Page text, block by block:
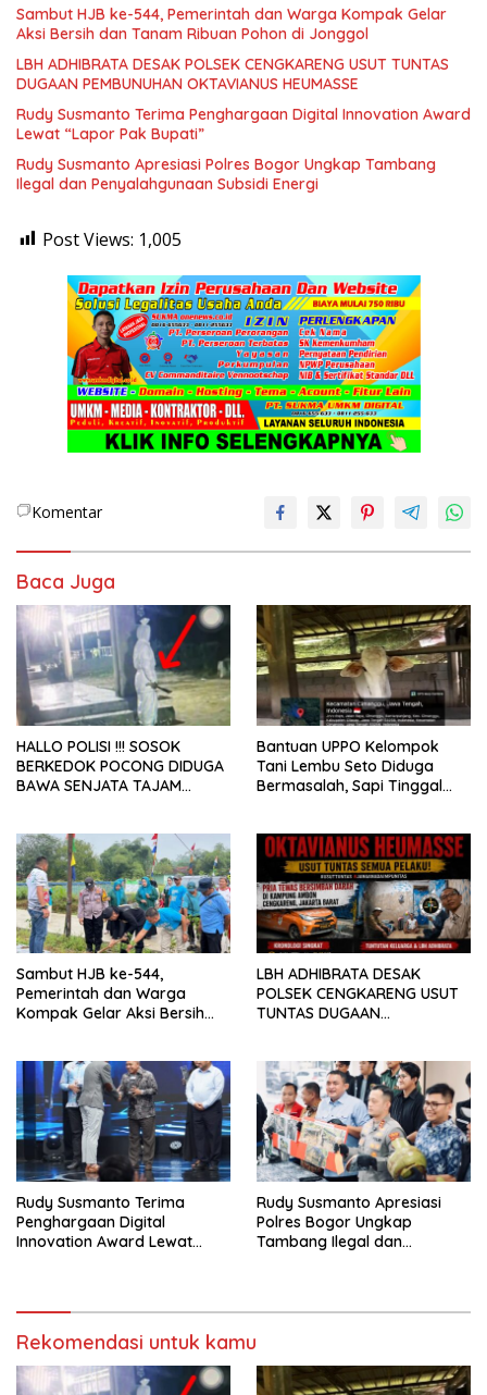
Sambut HJB ke-544, Pemerintah dan Warga Kompak Gelar
Aksi Bersih dan Tanam Ribuan Pohon di Jonggol
LBH ADHIBRATA DESAK POLSEK CENGKARENG USUT TUNTAS
DUGAAN PEMBUNUHAN OKTAVIANUS HEUMASSE
Rudy Susmanto Terima Penghargaan Digital Innovation Award
Lewat “Lapor Pak Bupati”
Rudy Susmanto Apresiasi Polres Bogor Ungkap Tambang
Ilegal dan Penyalahgunaan Subsidi Energi
Post Views: 1,005
Komentar
Baca Juga
HALLO POLISI !!! SOSOK
BERKEDOK POCONG DIDUGA
BAWA SENJATA TAJAM
LEBONG
Bantuan UPPO Kelompok
Tani Lembu Seto Diduga
Bermasalah, Sapi Tinggal
Sambut HJB ke-544,
Pemerintah dan Warga
Kompak Gelar Aksi Bersih
LBH ADHIBRATA DESAK
POLSEK CENGKARENG USUT
TUNTAS DUGAAN
Rudy Susmanto Terima
Penghargaan Digital
Innovation Award Lewat
Rudy Susmanto Apresiasi
Polres Bogor Ungkap
Tambang Ilegal dan
Rekomendasi untuk kamu